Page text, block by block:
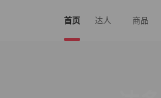
首页 达人 商品